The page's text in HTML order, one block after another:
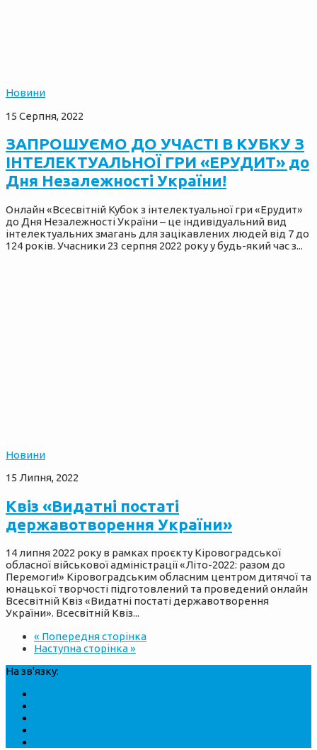
Новини
15 Серпня, 2022
ЗАПРОШУЄМО ДО УЧАСТІ В КУБКУ З
ІНТЕЛЕКТУАЛЬНОЇ ГРИ «ЕРУДИТ» до
Дня Незалежності України!
Онлайн «Всесвітній Кубок з інтелектуальної гри «Ерудит»
до Дня Незалежності України – це індивідуальний вид
інтелектуальних змагань для зацікавлених людей від 7 до
124 років. Учасники 23 серпня 2022 року у будь-який час з...
Новини
15 Липня, 2022
Квіз «Видатні постаті
державотворення України»
14 липня 2022 року в рамках проєкту Кіровоградської
обласної військової адміністрації «Літо-2022: разом до
Перемоги!» Кіровоградським обласним центром дитячої та
юнацької творчості підготовлений та проведений онлайн
Всесвітній Квіз «Видатні постаті державотворення
України». Всесвітній Квіз...
« Попередня сторінка
Наступна сторінка »
На зв'язку: